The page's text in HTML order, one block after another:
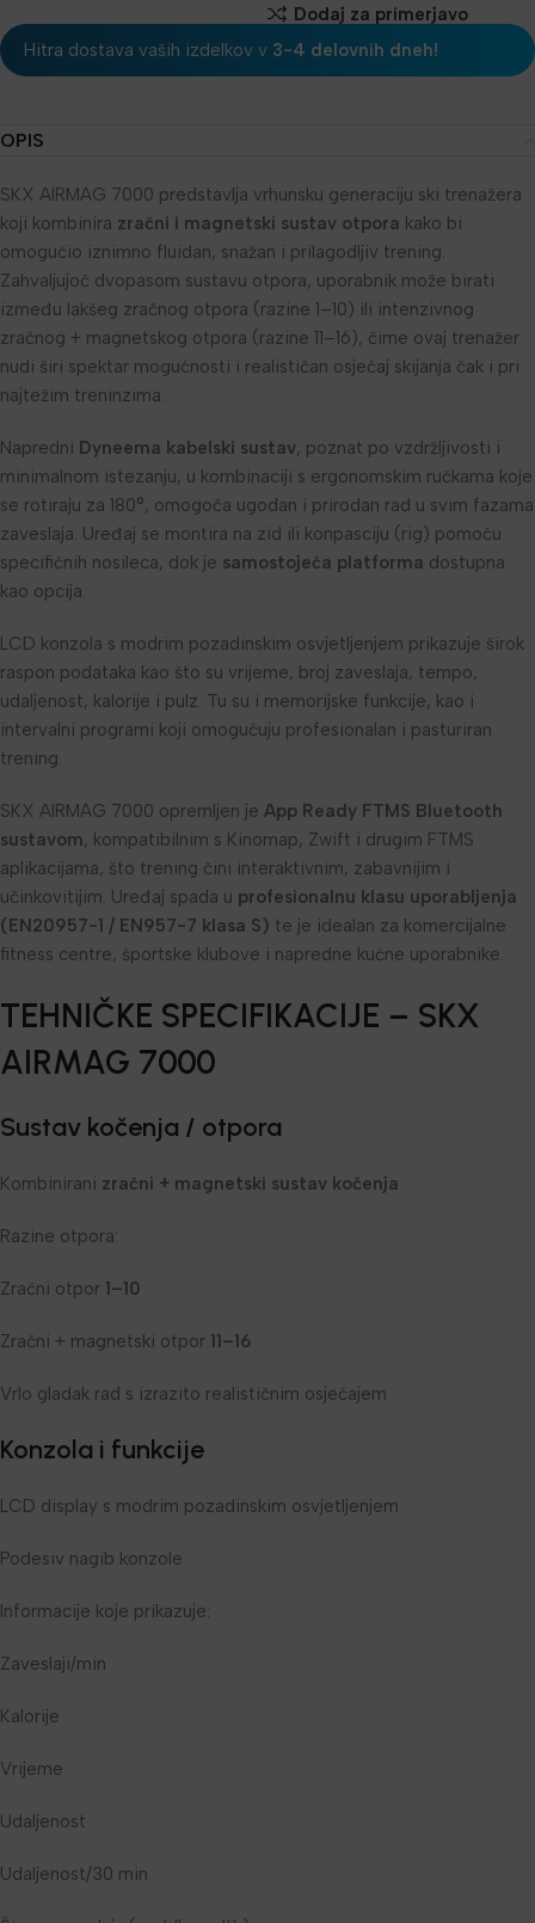
Dodaj za primerjavo
Hitra dostava vaših izdelkov v 3-4 delovnih dneh!
OPIS
SKX AIRMAG 7000 predstavlja vrhunsku generaciju ski trenažera
koji kombinira zračni i magnetski sustav otpora kako bi
omogućio iznimno fluidan, snažan i prilagodljiv trening.
Zahvaljujoč dvopasom sustavu otpora, uporabnik može birati
između lakšeg zračnog otpora (razine 1–10) ili intenzivnog
zračnog + magnetskog otpora (razine 11–16), čime ovaj trenažer
nudi širi spektar mogućnosti i realističan osjećaj skijanja čak i pri
najtežim treninzima.
Napredni Dyneema kabelski sustav, poznat po vzdržljivosti i
minimalnom istezanju, u kombinaciji s ergonomskim ručkama koje
se rotiraju za 180°, omogoča ugodan i prirodan rad u svim fazama
zaveslaja. Uređaj se montira na zid ili konpasciju (rig) pomoću
specifičnih nosileca, dok je samostojeća platforma dostupna
kao opcija.
LCD konzola s modrim pozadinskim osvjetljenjem prikazuje širok
raspon podataka kao što su vrijeme, broj zaveslaja, tempo,
udaljenost, kalorije i pulz. Tu su i memorijske funkcije, kao i
intervalni programi koji omogućuju profesionalan i pasturiran
trening.
SKX AIRMAG 7000 opremljen je App Ready FTMS Bluetooth
sustavom, kompatibilnim s Kinomap, Zwift i drugim FTMS
aplikacijama, što trening čini interaktivnim, zabavnijim i
učinkovitijim. Uređaj spada u profesionalnu klasu uporabljenja
(EN20957-1 / EN957-7 klasa S) te je idealan za komercijalne
fitness centre, športske klubove i napredne kućne uporabnike.
TEHNIČKE SPECIFIKACIJE – SKX
AIRMAG 7000
Sustav kočenja / otpora
Kombinirani zračni + magnetski sustav kočenja
Razine otpora:
Zračni otpor 1–10
Zračni + magnetski otpor 11–16
Vrlo gladak rad s izrazito realističnim osjećajem
Konzola i funkcije
LCD display s modrim pozadinskim osvjetljenjem
Podesiv nagib konzole
Informacije koje prikazuje:
Zaveslaji/min
Kalorije
Vrijeme
Udaljenost
Udaljenost/30 min